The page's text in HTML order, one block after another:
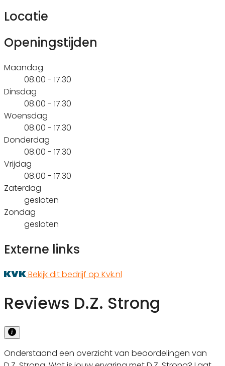
Locatie
Openingstijden
Maandag
08.00 - 17.30
Dinsdag
08.00 - 17.30
Woensdag
08.00 - 17.30
Donderdag
08.00 - 17.30
Vrijdag
08.00 - 17.30
Zaterdag
gesloten
Zondag
gesloten
Externe links
Bekijk dit bedrijf op Kvk.nl
Reviews D.Z. Strong
Onderstaand een overzicht van beoordelingen van